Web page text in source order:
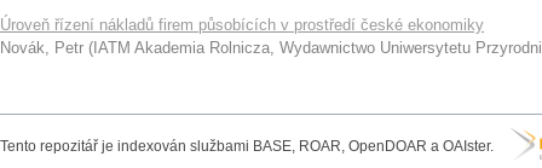
Úroveň řízení nákladů firem působících v prostředí české ekonomiky
Novák, Petr ( IATM Akademia Rolnicza, Wydawnictwo Uniwersytetu
Tento repozitář je indexován službami BASE, ROAR, OpenDOAR a OAIster.